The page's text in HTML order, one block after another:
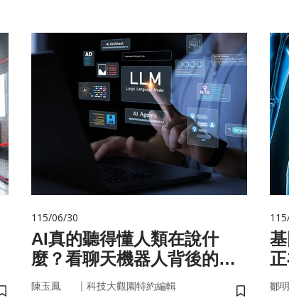
儲存書籤
115/06/30
AI真的聽得懂人類在說什
麼？看聊天機器人背後的語
言科技
陳玉鳳 ｜ 科技大觀園特約編輯
儲存書籤
基
鄒